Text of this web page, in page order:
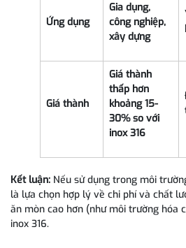
Ứng dụng
Gia dụng,
công nghiệp,
xây dựng
Giá thành
Giá thành
thấp hơn
khoảng 15-
30% so với
inox 316
Kết luận: Nếu sử dụng trong môi
là lựa chọn hợp lý về chi phí và chất
ăn mòn cao hơn (như môi trường hóa
inox 316.